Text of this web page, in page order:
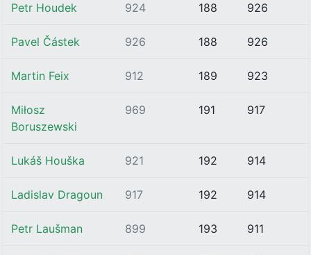
Petr Houdek 924 188 926
Pavel Částek 926 188 926
Martin Feix 912 189 923
Miłosz
Boruszewski
969 191 917
Lukáš Houška 921 192 914
Ladislav Dragoun 917 192 914
Petr Laušman 899 193 911